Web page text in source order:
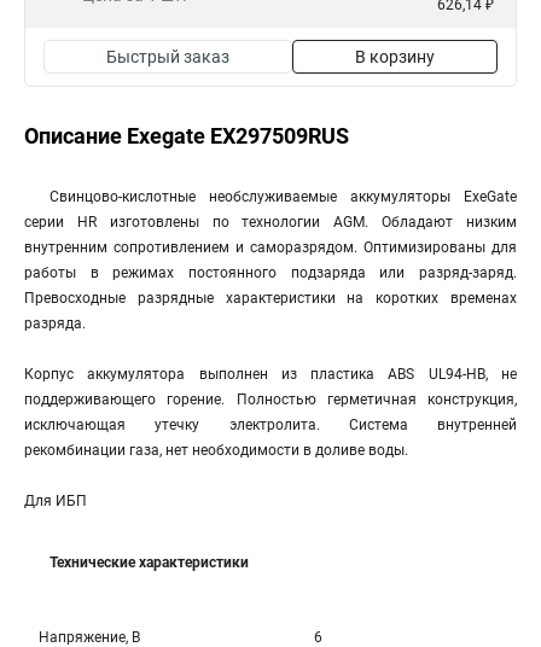
626,14 ₽
Быстрый заказ В корзину
Описание Exegate EX297509RUS
Свинцово-кислотные необслуживаемые аккумуляторы ExeGate
серии HR изготовлены по технологии AGM. Обладают низким
внутренним сопротивлением и саморазрядом. Оптимизированы для
работы в режимах постоянного подзаряда или разряд-заряд.
Превосходные разрядные характеристики на коротких временах
разряда.
Корпус аккумулятора выполнен из пластика ABS UL94-HB, не
поддерживающего горение. Полностью герметичная конструкция,
исключающая утечку электролита. Система внутренней
рекомбинации газа, нет необходимости в доливе воды.
Для ИБП
Технические характеристики
Напряжение, В 6